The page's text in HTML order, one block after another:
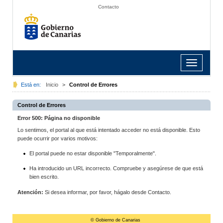
Contacto
Toggle
navigation
Está en: Inicio > Control de Errores
Control de Errores
Error 500: Página no disponible
Lo sentimos, el portal al que está intentado acceder no está disponible. Esto
puede ocurrir por varios motivos:
El portal puede no estar disponible "Temporalmente".
Ha introducido un URL incorrecto. Compruebe y asegúrese de que está
bien escrito.
Atención: Si desea informar, por favor, hágalo desde Contacto.
© Gobierno de Canarias